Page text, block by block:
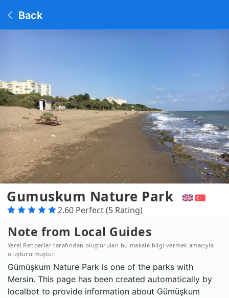
Back
Gumuskum Nature Park
2.60 Perfect (5 Rating)
Note from Local Guides
Yerel Rehberler tarafından oluşturulan bu makale bilgi vermek amacıyla
oluşturulmuştur.
Gümüşkum Nature Park is one of the parks with
Mersin. This page has been created automatically by
localbot to provide information about Gümüşkum